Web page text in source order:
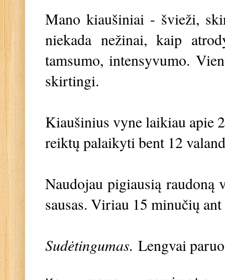
Mano kiaušiniai - švieži,
niekada nežinai, kaip
tamsumo, intensyvumo.
skirtingi.
Kiaušinius vyne laikiau apie
reiktų palaikyti bent 12
Naudojau pigiausią raudoną
sausas. Viriau 15 minučių
Sudėtingumas. Lengvai